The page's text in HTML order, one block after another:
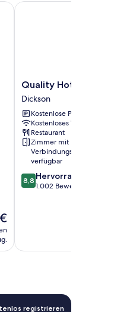
Quality
Hotel
Dickson
Dickson
Quality Hotel
Dickson
Kostenlose Parkplätze
Kostenloses WLAN
Restaurant
Zimmer mit
Verbindungstür
verfügbar
8.8
von
8,8 Hervorragend
1.002 Bewertungen
Quality Hotel Dickson
registrieren